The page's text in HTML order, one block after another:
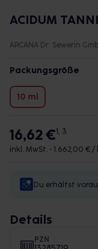
ACIDUM
ARCANA Dr. Sewerin
Packungsgröße
10 ml
16,62 €1, 3
inkl. MwSt. • 1.662,00 € / l
Du erhältst
Details
PZN